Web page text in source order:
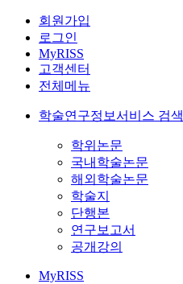
회원가입
로그인
MyRISS
고객센터
전체메뉴
학술연구정보서비스 검색
학위논문
국내학술논문
해외학술논문
학술지
단행본
연구보고서
공개강의
MyRISS